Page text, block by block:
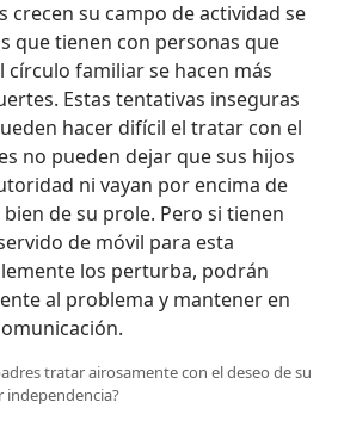
crecen su campo de actividad se
que tienen con personas que
familiar se hacen más
Estas tentativas inseguras
hacer difícil el tratar con el
no pueden dejar que sus hijos
ni vayan por encima de
de su prole. Pero si tienen
de móvil para esta
los perturba, podrán
al problema y mantener en
tratar airosamente con el deseo de su
independencia?